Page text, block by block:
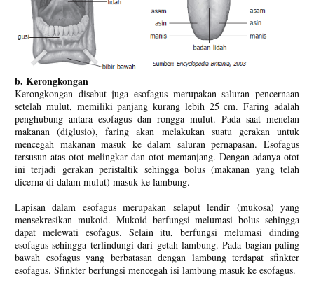
b. Kerongkongan
Kerongkongan disebut juga esofagus merupakan saluran pencernaan
setelah mulut, memiliki panjang kurang lebih 25 cm. Faring adalah
penghubung antara esofagus dan rongga mulut. Pada saat menelan
makanan (diglusio), faring akan melakukan suatu gerakan untuk
mencegah makanan masuk ke dalam saluran pernapasan. Esofagus
tersusun atas otot melingkar dan otot memanjang. Dengan adanya otot
ini terjadi gerakan peristaltik sehingga bolus (makanan yang telah
dicerna di dalam mulut) masuk ke lambung.
Lapisan dalam esofagus merupakan selaput lendir (mukosa) yang
mensekresikan mukoid. Mukoid berfungsi melumasi bolus sehingga
dapat melewati esofagus. Selain itu, berfungsi melumasi dinding
esofagus sehingga terlindungi dari getah lambung. Pada bagian paling
bawah esofagus yang berbatasan dengan lambung terdapat sfinkter
esofagus. Sfinkter berfungsi mencegah isi lambung masuk ke esofagus.